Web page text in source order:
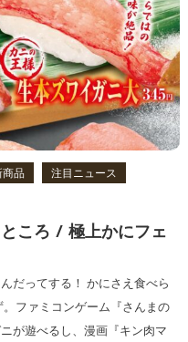
商品 注目ニュース
ころ / 極上かにフェ
だってする！ かにさえ食べら
ファミコンゲーム『さんまの
が遊べるし、漫画『キン肉マ